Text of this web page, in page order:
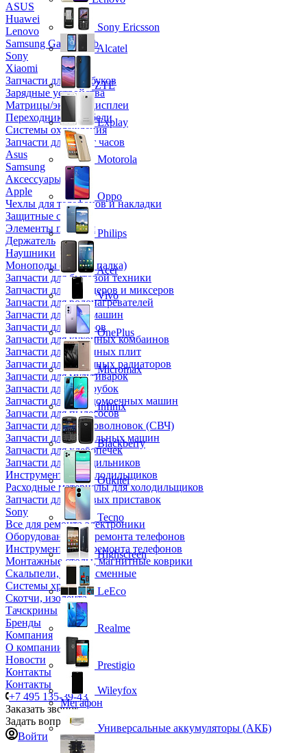
ASUS
Huawei
Lenovo
Samsung Galaxy Tab
Sony
Xiaomi
Запчасти для ноутбуков
Зарядные устройства
Матрицы/экраны/дисплеи
Переходники и кабели
Системы охлаждения
Запчасти для смарт часов
Asus
Samsung
Аксессуары
Apple
Чехлы для телефонов и накладки
Защитные стекла
Элементы питания
Держатель
Наушники
Моноподы (Селфи палка)
Запчасти для бытовой техники
Запчасти для блендеров и миксеров
Запчасти для водонагревателей
Запчасти для кофемашин
Запчасти для кулеров
Запчасти для кухонных комбаинов
Запчасти для кухонных плит
Запчасти для масляных радиаторов
Запчасти для мультиварок
Запчасти для мясорубок
Запчасти для посудомоечных машин
Запчасти для пылесосов
Запчасти для микроволновок (СВЧ)
Запчасти для стиральных машин
Запчасти для хлебопечек
Запчасти для холодильников
Инструмент для холодильщиков
Расходные материалы для холодильщиков
Запчасти для игровых приставок
Sony
Все для ремонта электроники
Оборудование для ремонта телефонов
Инструменты для ремонта телефонов
Монтажные столы, магнитные коврики
Скальпели, лезвия сменные
Системы хранения
Скотчи, изолента
Тачскрины
Бренды
Компания
О компании
Новости
Контакты
Контакты
+7 495 135-39-43
Заказать звонок
Задать вопрос
Войти
Sony Ericsson
Alcatel
ZTE
Explay
Motorola
Oppo
Philips
Acer
Vivo
OnePlus
Micromax
Infinix
Blackberry
Oukitel
Tecno
Highscreen
LeEco
Realme
Prestigio
Wileyfox
Мегафон
Универсальные аккумуляторы (АКБ)